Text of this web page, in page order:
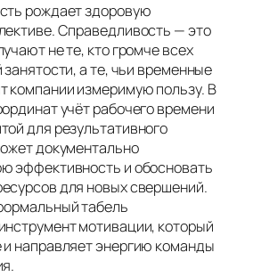
рождает здоровую
Справедливость — это
не те, кто громче всех
занятости, а те, чьи временные
компании измеримую пользу. В
учёт рабочего времени
для результативного
документально
эффективность и обосновать
для новых свершений.
табель
мотивации, который
направляет энергию команды